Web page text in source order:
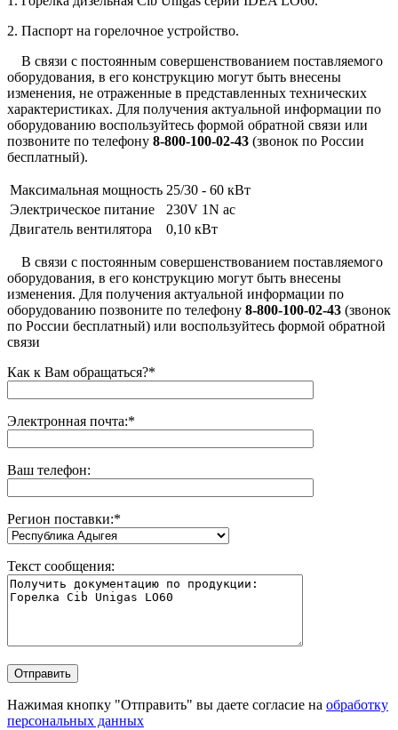
2. Паспорт на горелочное устройство.
В связи с постоянным совершенствованием поставляемого
оборудования, в его конструкцию могут быть внесены
изменения, не отраженные в представленных технических
характеристиках. Для получения актуальной информации по
оборудованию воспользуйтесь формой обратной связи или
позвоните по телефону 8-800-100-02-43 (звонок по России
бесплатный).
Максимальная мощность 25/30 - 60 кВт
Электрическое питание
230V 1N ac
Двигатель вентилятора
0,10 кВт
В связи с постоянным совершенствованием поставляемого
оборудования, в его конструкцию могут быть внесены
изменения. Для получения актуальной информации по
оборудованию позвоните по телефону 8-800-100-02-43 (звонок
по России бесплатный) или воспользуйтесь формой обратной
связи
Как к Вам обращаться?*
Электронная почта:*
Ваш телефон:
Регион поставки:*
Текст сообщения:
Нажимая кнопку "Отправить" вы даете согласие на обработку
персональных данных